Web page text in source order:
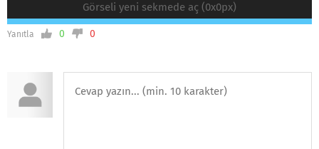
Görseli yeni sekmede aç (0x0px)
Yanıtla 0 0